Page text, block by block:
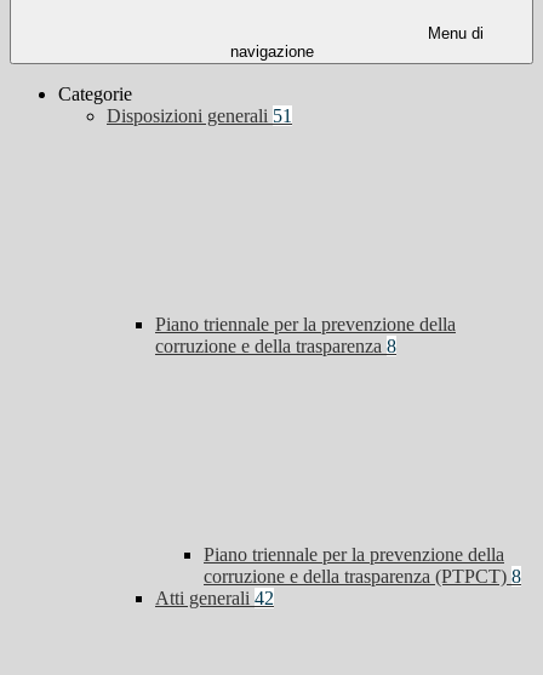
Menu di
navigazione
Categorie
Disposizioni generali 51
Piano triennale per la prevenzione della
corruzione e della trasparenza 8
Piano triennale per la prevenzione della
corruzione e della trasparenza (PTPCT) 8
Atti generali 42